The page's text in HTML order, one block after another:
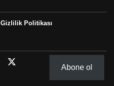
Gizlilik Politikası
Abone ol